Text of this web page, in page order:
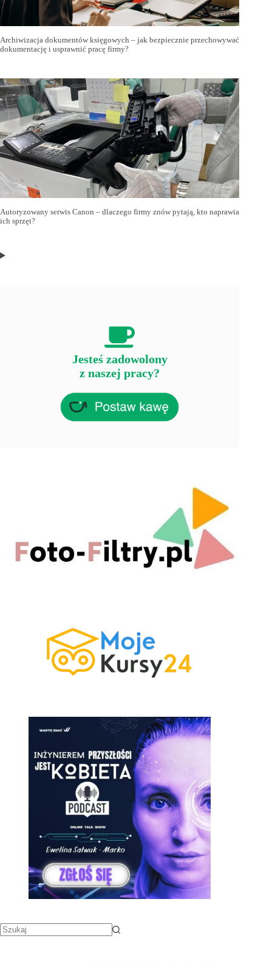
Archiwizacja dokumentów księgowych – jak bezpiecznie przechowywać
dokumentację i usprawnić pracę firmy?
Autoryzowany serwis Canon – dlaczego firmy znów pytają, kto naprawia
ich sprzęt?
Jesteś zadowolony
z naszej pracy?